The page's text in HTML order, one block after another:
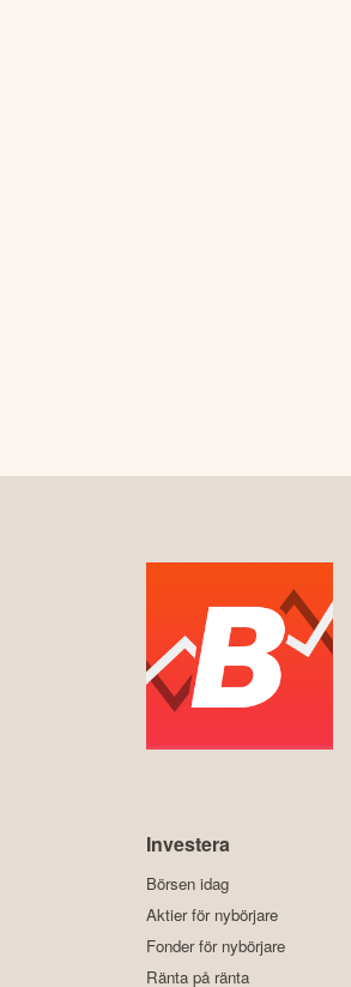
Investera
Börsen idag
Aktier för nybörjare
Fonder för nybörjare
Ränta på ränta